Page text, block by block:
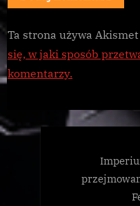
Ta strona używa
się, w jaki sposób
komentarzy.